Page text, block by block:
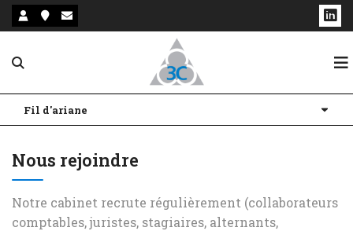
Notre cabinet
Nos bureaux
Nos équipes
Comptabilité et Fiscalité
Audit et commissariat aux comptes
Actualités
Actualités
Fil d'ariane
Nous rejoindre
Notre cabinet recrute régulièrement (collaborateurs
comptables, juristes, stagiaires, alternants,